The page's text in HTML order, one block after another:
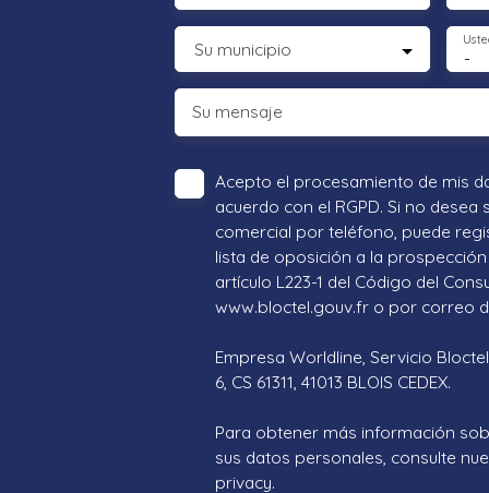
Su municipio -
Su mensaje
Acepto el procesamiento de mis
acuerdo con el RGPD. Si no
comercial por teléfono, puede
lista de oposición a la
artículo L223-1 del Código del
www.bloctel.gouv.fr o por correo
Empresa Worldline, Servicio Bloctel
6, CS 61311, 41013 BLOIS CEDEX.
Para obtener más información
sus datos personales, consulte
privacy.